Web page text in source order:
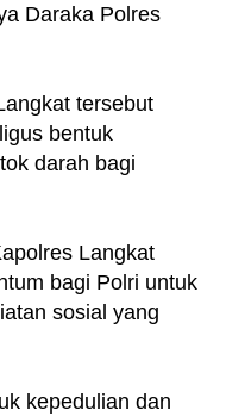
Daraka Polres
tersebut
bentuk
darah bagi
Langkat
bagi Polri untuk
sosial yang
kepedulian dan